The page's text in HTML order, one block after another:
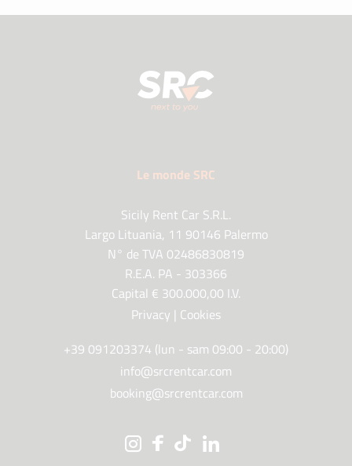
Le monde SRC
Sicily Rent Car S.R.L.
Largo Lituania, 11 90146 Palermo
N° de TVA 02486830819
R.E.A. PA - 303366
Capital € 300.000,00 I.V.
Privacy | Cookies
+39 091203374 (lun - sam 09:00 - 20:00)
info@srcrentcar.com
booking@srcrentcar.com